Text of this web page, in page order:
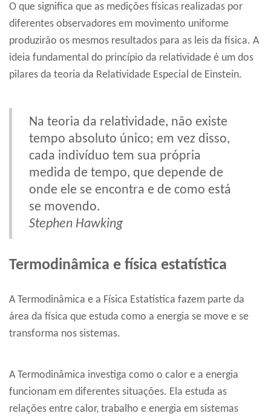
O que significa que as medições físicas realizadas por
diferentes observadores em movimento uniforme
produzirão os mesmos resultados para as leis da física. A
ideia fundamental do princípio da relatividade é um dos
pilares da teoria da Relatividade Especial de Einstein.
Na teoria da relatividade, não existe
tempo absoluto único; em vez disso,
cada indivíduo tem sua própria
medida de tempo, que depende de
onde ele se encontra e de como está
se movendo.
Stephen Hawking
Termodinâmica e física estatística
A Termodinâmica e a Física Estatística fazem parte da
área da física que estuda como a energia se move e se
transforma nos sistemas.
A Termodinâmica investiga como o calor e a energia
funcionam em diferentes situações. Ela estuda as
relações entre calor, trabalho e energia em sistemas